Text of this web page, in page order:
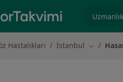
Hastalıkları İstanbul Şehir